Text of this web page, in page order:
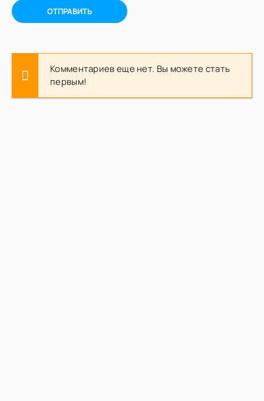
ОТПРАВИТЬ
Комментариев еще нет. Вы можете стать
первым!